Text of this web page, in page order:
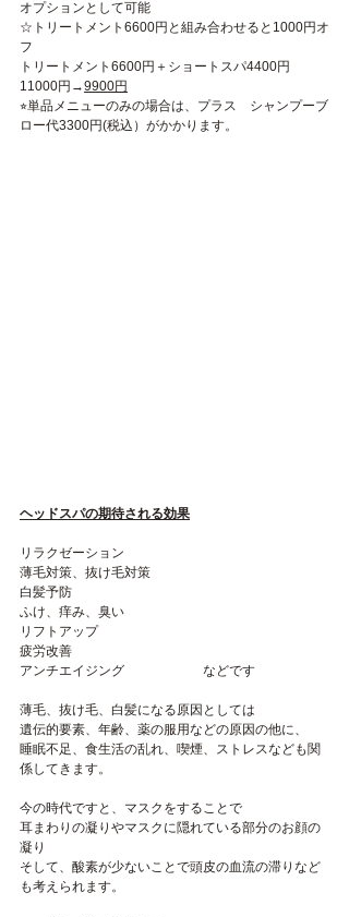
オプションとして可能
☆トリートメント6600円と組み合わせると1000円オ
フ
トリートメント6600円＋ショートスパ4400円
11000円→9900円
⭐︎単品メニューのみの場合は、プラス　シャンプーブ
ロー代3300円(税込）がかかります。
ヘッドスパの期待される効果
リラクゼーション
薄毛対策、抜け毛対策
白髪予防
ふけ、痒み、臭い
リフトアップ
疲労改善
アンチエイジング　　　　　　などです
薄毛、抜け毛、白髪になる原因としては
遺伝的要素、年齢、薬の服用などの原因の他に、
睡眠不足、食生活の乱れ、喫煙、ストレスなども関
係してきます。
今の時代ですと、マスクをすることで
耳まわりの凝りやマスクに隠れている部分のお顔の
凝り
そして、酸素が少ないことで頭皮の血流の滞りなど
も考えられます。